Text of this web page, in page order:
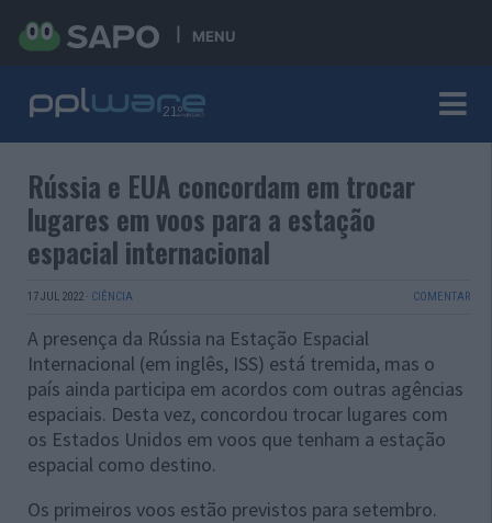
MENU
Rússia e EUA concordam em trocar
lugares em voos para a estação
espacial internacional
17 JUL 2022 · CIÊNCIA COMENTAR
A presença da Rússia na Estação Espacial
Internacional (em inglês, ISS) está tremida, mas o
país ainda participa em acordos com outras agências
espaciais. Desta vez, concordou trocar lugares com
os Estados Unidos em voos que tenham a estação
espacial como destino.
Os primeiros voos estão previstos para setembro.